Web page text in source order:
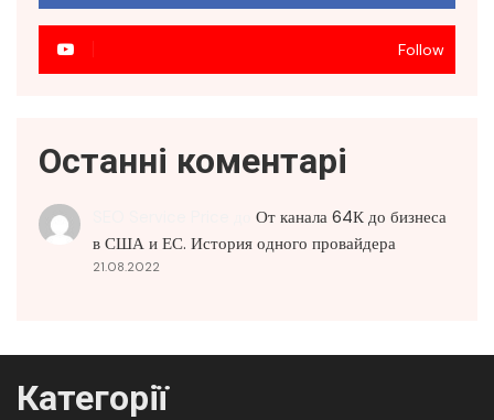
Follow
Останні коментарі
От канала 64К до бизнеса
в США и ЕС. История одного провайдера
21.08.2022
Категорії